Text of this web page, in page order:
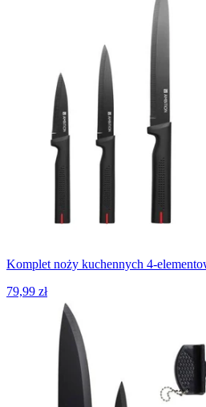
Komplet noży kuchennych 4-
79,99 zł